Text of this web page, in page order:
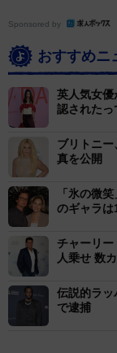
Sponsored by
おすすめニ
英人気女優
認されたっ
ブリトニ
真を公開
「氷の微
のギャラは
チャーリ
人乗せ 数
伝説的ラ
で逮捕